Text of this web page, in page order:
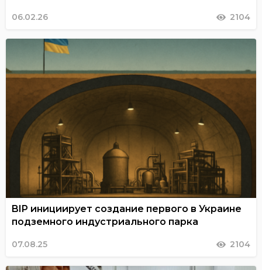
06.02.26 2104
BIP инициирует создание первого в Украине
подземного индустриального парка
07.08.25 2104